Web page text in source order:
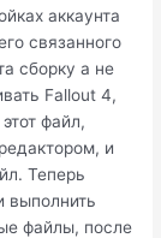
аккаунта
связанного
сборку а не
Fallout 4,
файл,
и
Теперь
выполнить
файлы, после